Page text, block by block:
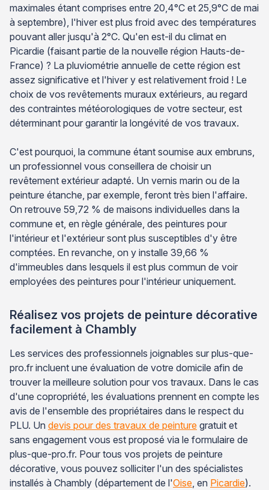
maximales étant comprises entre 20,4°C et 25,9°C de mai
à septembre), l'hiver est plus froid avec des températures
pouvant aller jusqu'à 2°C. Qu'en est-il du climat en
Picardie (faisant partie de la nouvelle région Hauts-de-
France) ? La pluviométrie annuelle de cette région est
assez significative et l'hiver y est relativement froid ! Le
choix de vos revêtements muraux extérieurs, au regard
des contraintes météorologiques de votre secteur, est
déterminant pour garantir la longévité de vos travaux.
C'est pourquoi, la commune étant soumise aux embruns,
un professionnel vous conseillera de choisir un
revêtement extérieur adapté. Un vernis marin ou de la
peinture étanche, par exemple, feront très bien l'affaire.
On retrouve 59,72 % de maisons individuelles dans la
commune et, en règle générale, des peintures pour
l'intérieur et l'extérieur sont plus susceptibles d'y être
comptées. En revanche, on y installe 39,66 %
d'immeubles dans lesquels il est plus commun de voir
employées des peintures pour l'intérieur uniquement.
Réalisez vos projets de peinture décorative
facilement à Chambly
Les services des professionnels joignables sur plus-que-
pro.fr incluent une évaluation de votre domicile afin de
trouver la meilleure solution pour vos travaux. Dans le cas
d'une copropriété, les évaluations prennent en compte les
avis de l'ensemble des propriétaires dans le respect du
PLU. Un devis pour des travaux de peinture gratuit et
sans engagement vous est proposé via le formulaire de
plus-que-pro.fr. Pour tous vos projets de peinture
décorative, vous pouvez solliciter l'un des spécialistes
installés à Chambly (département de l'Oise , en Picardie).